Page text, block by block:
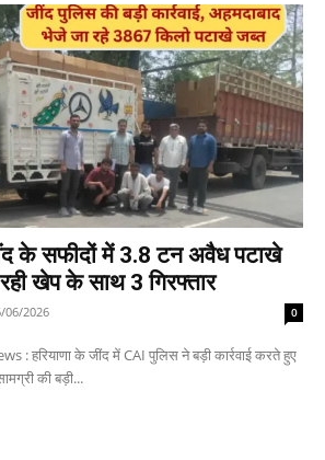
के सफीदों में 3.8 टन अवैध पटाखे
खेप के साथ 3 गिरफ्तार
06/2026 0
: हरियाणा के जींद में CAI पुलिस ने बड़ी कार्रवाई करते हुए
की बड़ी...